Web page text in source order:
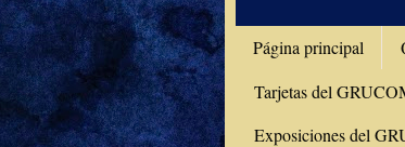
Página principal
Tarjetas del
Exposiciones del